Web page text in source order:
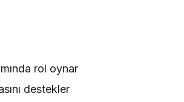
rol oynar
destekler